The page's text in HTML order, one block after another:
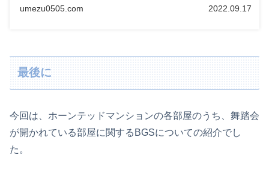
umezu0505.com 2022.09.17
最後に
今回は、ホーンテッドマンションの各部屋のうち、舞踏会
が開かれている部屋に関するBGSについての紹介でし
た。